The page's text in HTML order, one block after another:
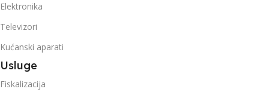
Elektronika
Televizori
Kućanski aparati
Usluge
Fiskalizacija